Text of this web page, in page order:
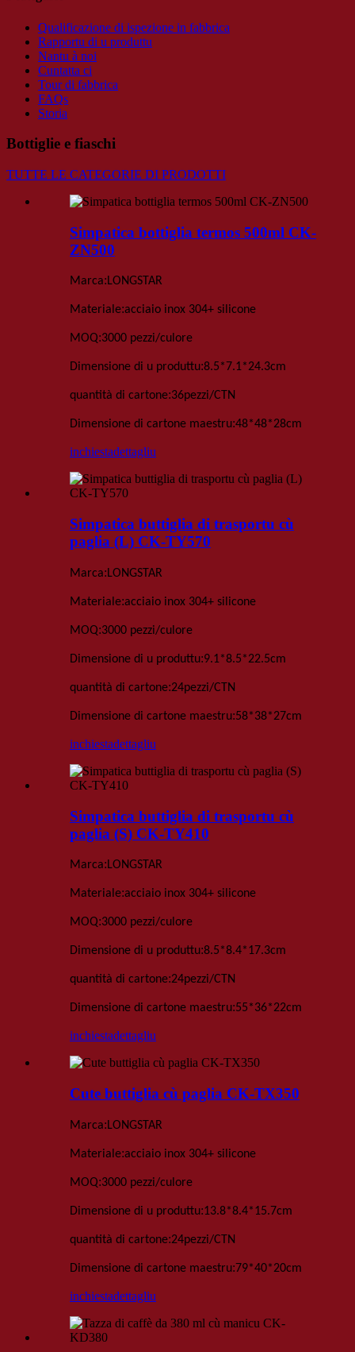
Qualificazione di ispezione in fabbrica
Rapportu di u produttu
Nantu à noi
Cuntatta ci
Tour di fabbrica
FAQs
Storia
Bottiglie e fiaschi
TUTTE LE CATEGORIE DI PRODOTTI
Simpatica bottiglia termos 500ml CK-
ZN500
Marca:LONGSTAR
Materiale:acciaio inox 304+ silicone
MOQ:3000 pezzi/culore
Dimensione di u produttu:8.5*7.1*24.3cm
quantità di cartone:36pezzi/CTN
Dimensione di cartone maestru:48*48*28cm
inchiestadettagliu
Simpatica buttiglia di trasportu cù
paglia (L) CK-TY570
Marca:LONGSTAR
Materiale:acciaio inox 304+ silicone
MOQ:3000 pezzi/culore
Dimensione di u produttu:9.1*8.5*22.5cm
quantità di cartone:24pezzi/CTN
Dimensione di cartone maestru:58*38*27cm
inchiestadettagliu
Simpatica buttiglia di trasportu cù
paglia (S) CK-TY410
Marca:LONGSTAR
Materiale:acciaio inox 304+ silicone
MOQ:3000 pezzi/culore
Dimensione di u produttu:8.5*8.4*17.3cm
quantità di cartone:24pezzi/CTN
Dimensione di cartone maestru:55*36*22cm
inchiestadettagliu
Cute buttiglia cù paglia CK-TX350
Marca:LONGSTAR
Materiale:acciaio inox 304+ silicone
MOQ:3000 pezzi/culore
Dimensione di u produttu:13.8*8.4*15.7cm
quantità di cartone:24pezzi/CTN
Dimensione di cartone maestru:79*40*20cm
inchiestadettagliu